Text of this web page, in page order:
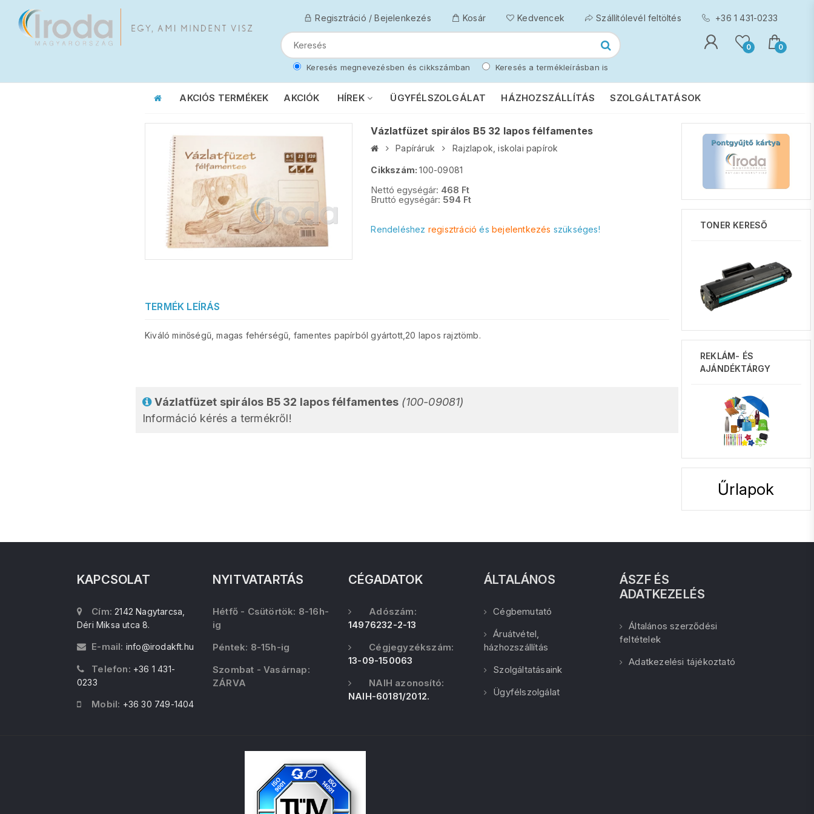
Regisztráció / Bejelenkezés Kosár Kedvencek Szállítólevél feltöltés +36 1 431-0233
Keresés megnevezésben és cikkszámban Keresés a termékleírásban is
0 0
AKCIÓS TERMÉKEK AKCIÓK HÍREK ÜGYFÉLSZOLGÁLAT HÁZHOZSZÁLLÍTÁS SZOLGÁLTATÁSOK
Vázlatfüzet spirálos B5 32 lapos félfamentes
Papíráruk Rajzlapok, iskolai papírok
Cikkszám:100-09081
Nettó egységár: 468 Ft
Bruttó egységár: 594 Ft
Rendeléshez regisztráció és bejelentkezés szükséges!
TERMÉK LEÍRÁS
Kiváló minőségű, magas fehérségű, famentes papírból gyártott,20 lapos rajztömb.
Vázlatfüzet spirálos B5 32 lapos félfamentes (100-09081)
Információ kérés a termékről!
TONER KERESŐ
REKLÁM- ÉS
AJÁNDÉKTÁRGY
Űrlapok
KAPCSOLAT
Cím: 2142 Nagytarcsa,
Déri Miksa utca 8.
E-mail: info@irodakft.hu
Telefon: +36 1 431-
0233
Mobil: +36 30 749-1404
NYITVATARTÁS
Hétfő - Csütörtök: 8-16h-
ig
Péntek: 8-15h-ig
Szombat - Vasárnap:
ZÁRVA
CÉGADATOK
Adószám:
14976232-2-13
Cégjegyzékszám:
13-09-150063
NAIH azonosító:
NAIH-60181/2012.
ÁLTALÁNOS
Cégbemutató
Áruátvétel,
házhozszállítás
Szolgáltatásaink
Ügyfélszolgálat
ÁSZF ÉS
ADATKEZELÉS
Általános szerződési
feltételek
Adatkezelési tájékoztató